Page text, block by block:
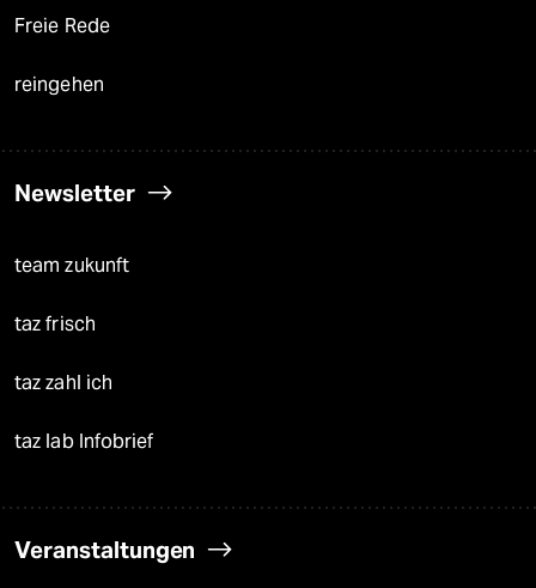
Freie Rede
reingehen
Newsletter
team zukunft
taz frisch
taz zahl ich
taz lab Infobrief
Veranstaltungen